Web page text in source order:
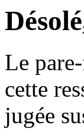
Le
cette
jugée